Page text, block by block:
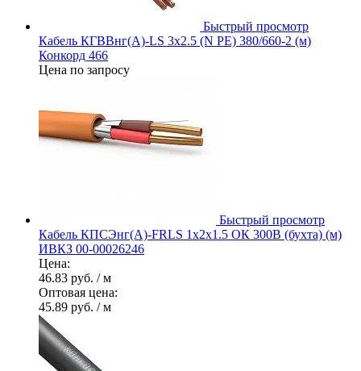
Быстрый просмотр
Кабель КГВВнг(А)-LS 3х2.5 (N PE) 380/660-2 (м)
Конкорд 466
Цена по запросу
Быстрый просмотр
Кабель КПСЭнг(А)-FRLS 1х2х1.5 ОК 300В (бухта) (м)
ИВКЗ 00-00026246
Цена:
46.83 руб. / м
Оптовая цена:
45.89 руб. / м